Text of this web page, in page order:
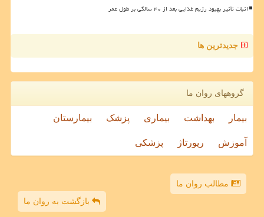
اثبات تأثیر بهبود رژیم غذایی بعد از ۴۰ سالگی بر طول عمر
جدیدترین ها
گروههای روان ما
بیمار بهداشت بیماری پزشک بیمارستان
آموزش رپورتاژ پزشکی
مطالب روان ما
بازگشت به روان ما